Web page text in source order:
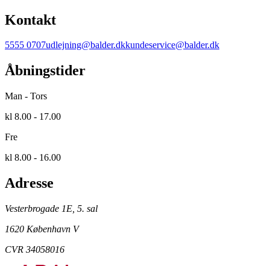
Kontakt
5555 0707udlejning@balder.dkkundeservice@balder.dk
Åbningstider
Man - Tors
kl 8.00 - 17.00
Fre
kl 8.00 - 16.00
Adresse
Vesterbrogade 1E, 5. sal
1620 København V
CVR 34058016